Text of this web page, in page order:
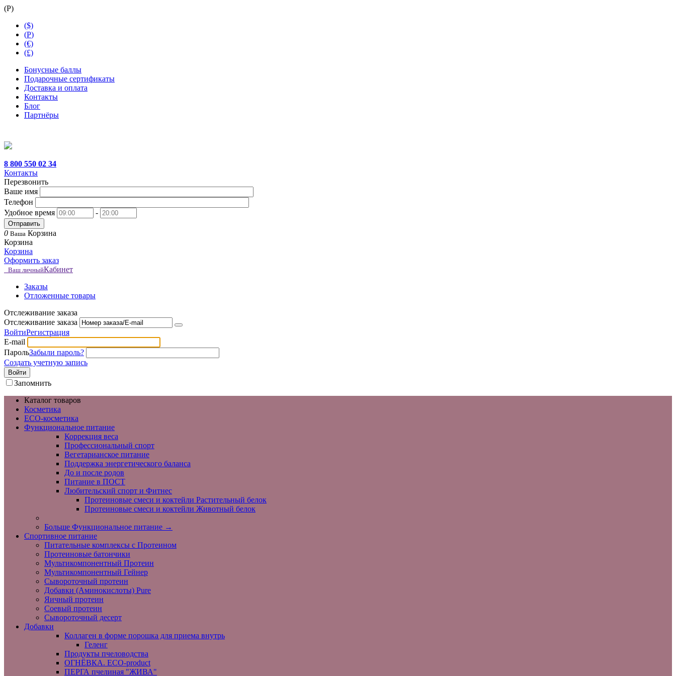
(Р)
($)
(Р)
(€)
(£)
Бонусные баллы
Подарочные сертификаты
Доставка и оплата
Контакты
Блог
Партнёры
8 800 550 02 34
Контакты
Перезвонить
Ваше имя
Телефон
Удобное время
-
Отправить
0 Ваша Корзина
Корзина
Корзина
Оформить заказ
Ваш личныйКабинет
Заказы
Отложенные товары
Отслеживание заказа
Отслеживание заказа
ВойтиРегистрация
E-mail
ПарольЗабыли пароль?
Создать учетную запись
Войти
Запомнить
Каталог товаров
Косметика
ECO-косметика
Функциональное питание
Коррекция веса
Профессиональный спорт
Вегетарианское питание
Поддержка энергетического баланса
До и после родов
Питание в ПОСТ
Любительский спорт и Фитнес
Протеиновые смеси и коктейли Растительный белок
Протеиновые смеси и коктейли Животный белок
Больше Функциональное питание →
Спортивное питание
Питательные комплексы с Протеином
Протеиновые батончики
Мультикомпонентный Протеин
Мультикомпонентный Гейнер
Сывороточный протеин
Добавки (Аминокислоты) Pure
Яичный протеин
Соевый протеин
Сывороточный десерт
Добавки
Коллаген в форме порошка для приема внутрь
Геленг
Продукты пчеловодства
ОГНЁВКА. ECO-product
ПЕРГА пчелиная "ЖИВА"